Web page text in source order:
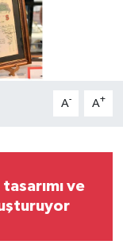
A- A+
tasarımı ve